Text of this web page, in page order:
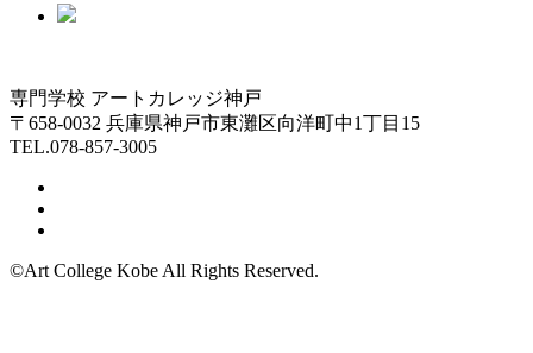
専門学校 アートカレッジ神戸
〒658-0032 兵庫県神戸市東灘区向洋町中1丁目15
TEL.078-857-3005
©Art College Kobe All Rights Reserved.